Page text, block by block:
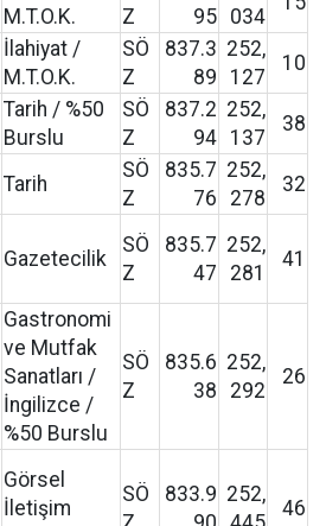
M.T.O.K. Z 95 034
İlahiyat /
M.T.O.K.
SÖ
Z
837.3
89
252,
127
10
Tarih / %50
Burslu
SÖ
Z
837.2
94
252,
137
38
Tarih
SÖ
Z
835.7
76
252,
278
32
Gazetecilik
SÖ
Z
835.7
47
252,
281
41
Gastronomi
ve Mutfak
Sanatları /
İngilizce /
%50 Burslu
SÖ
Z
835.6
38
252,
292
26
Görsel
İletişim
SÖ
833.9 252,
46